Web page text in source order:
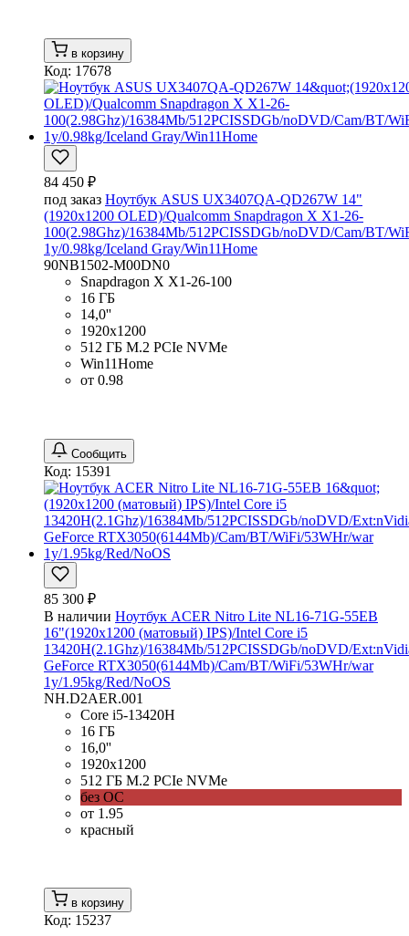
в корзину
Код: 17678
84 450 ₽
под заказ Ноутбук ASUS UX3407QA-QD267W 14"
(1920x1200 OLED)/Qualcomm Snapdragon X X1-26-
100(2.98Ghz)/16384Mb/512PCISSDGb/noDVD/Cam/BT/
1y/0.98kg/Iceland Gray/Win11Home
90NB1502-M00DN0
Snapdragon X X1-26-100
16 ГБ
14,0''
1920x1200
512 ГБ M.2 PCIe NVMe
Win11Home
от 0.98
Сообщить
Код: 15391
85 300 ₽
В наличии Ноутбук ACER Nitro Lite NL16-71G-55EB
16"(1920x1200 (матовый) IPS)/Intel Core i5
13420H(2.1Ghz)/16384Mb/512PCISSDGb/noDVD/
GeForce RTX3050(6144Mb)/Cam/BT/WiFi/53WHr/war
1y/1.95kg/Red/NoOS
NH.D2AER.001
Core i5-13420H
16 ГБ
16,0''
1920x1200
512 ГБ M.2 PCIe NVMe
без ОС
от 1.95
красный
в корзину
Код: 15237